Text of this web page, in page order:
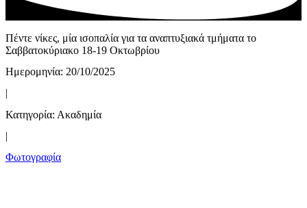
Πέντε νίκες, μία ισοπαλία για τα αναπτυξιακά τμήματα το
Σαββατοκύριακο 18-19 Οκτωβρίου
Ημερομηνία: 20/10/2025
Κατηγορία: Ακαδημία
|
Φωτογραφία